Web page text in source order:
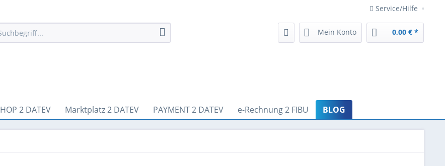
Service/Hilfe
Mein Konto 0,00 € *
2 DATEV Marktplatz 2 DATEV PAYMENT 2 DATEV e-Rechnung 2 FIBU BLOG